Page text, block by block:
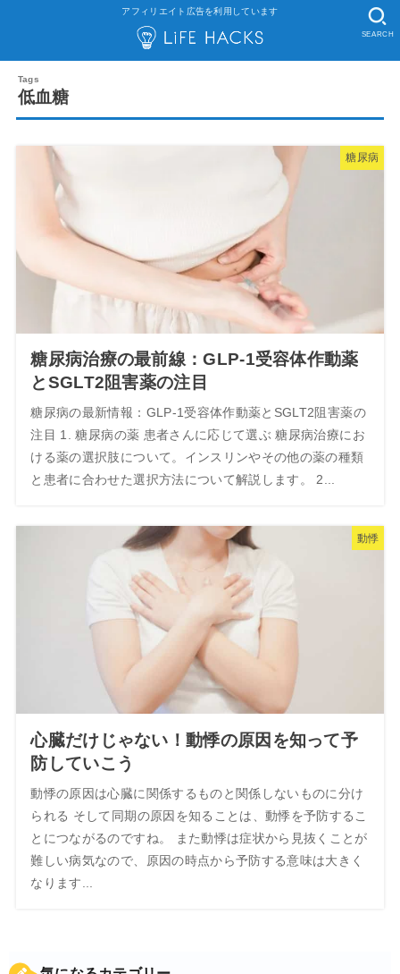
アフィリエイト広告を利用しています
SEARCH
低血糖
糖尿病
糖尿病治療の最前線：GLP-1受容体作動薬
とSGLT2阻害薬の注目
糖尿病の最新情報：GLP-1受容体作動薬とSGLT2阻害薬の
注目 1. 糖尿病の薬 患者さんに応じて選ぶ 糖尿病治療にお
ける薬の選択肢について。インスリンやその他の薬の種類
と患者に合わせた選択方法について解説します。 2...
動悸
心臓だけじゃない！動悸の原因を知って予
防していこう
動悸の原因は心臓に関係するものと関係しないものに分け
られる そして同期の原因を知ることは、動悸を予防するこ
とにつながるのですね。 また動悸は症状から見抜くことが
難しい病気なので、原因の時点から予防する意味は大きく
なります...